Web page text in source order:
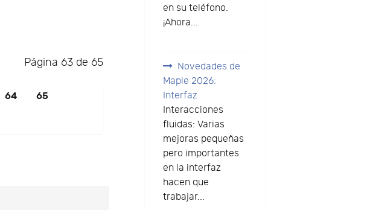
Página 63 de 65
64 65
en su teléfono.
¡Ahora...
Novedades de
Maple 2026:
Interfaz
Interacciones
fluidas: Varias
mejoras pequeñas
pero importantes
en la interfaz
hacen que
trabajar...